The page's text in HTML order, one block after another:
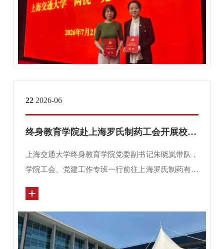
22 2026-06
终身教育学院赴上海罗氏制药工会开展校企工会深度交流学习
上海交通大学终身教育学院党委副书记朱晓岚带队，
学院工会、党建工作专班一行前往上海罗氏制药有限